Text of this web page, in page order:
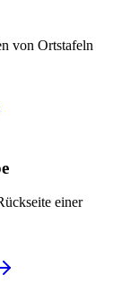
von Ortstafeln
einer